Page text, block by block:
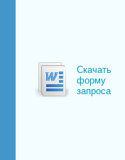
Скачать
форму
запроса